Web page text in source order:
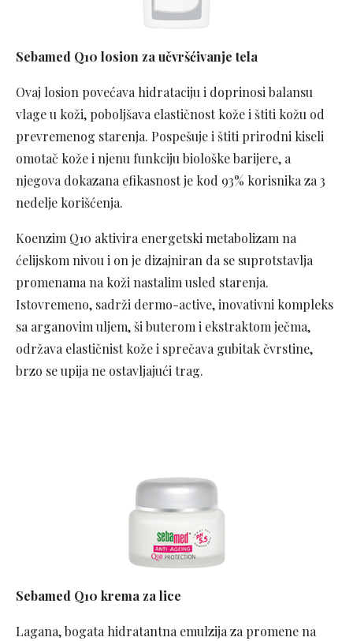
Sebamed Q10 losion za učvršćivanje tela
Ovaj losion povećava hidrataciju i doprinosi balansu
vlage u koži, poboljšava elastičnost kože i štiti kožu od
prevremenog starenja. Pospešuje i štiti prirodni kiseli
omotač kože i njenu funkciju biološke barijere, a
njegova dokazana efikasnost je kod 93% korisnika za 3
nedelje korišćenja.
Koenzim Q10 aktivira energetski metabolizam na
ćelijskom nivou i on je dizajniran da se suprotstavlja
promenama na koži nastalim usled starenja.
Istovremeno, sadrži dermo-active, inovativni kompleks
sa arganovim uljem, ši buterom i ekstraktom ječma,
održava elastičnist kože i sprečava gubitak čvrstine,
brzo se upija ne ostavljajući trag.
Sebamed Q10 krema za lice
Lagana, bogata hidratantna emulzija za promene na